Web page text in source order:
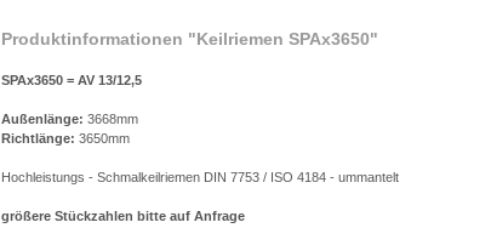
Produktinformationen "Keilriemen SPAx3650"
SPAx3650 = AV 13/12,5
Außenlänge: 3668mm
Richtlänge: 3650mm
Hochleistungs - Schmalkeilriemen DIN 7753 / ISO 4184 - ummantelt
größere Stückzahlen bitte auf Anfrage